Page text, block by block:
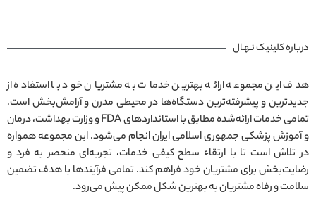
درباره کلینیک نـهـال
هدف این مجموعه ارائه بهترین خدمات به مشتریان خود با استفاده از
جدیدترین و پیشرفته‌ترین دستگاه‌ها در محیطی مدرن و آرامش‌بخش است.
تمامی خدمات ارائه‌شده مطابق با استانداردهای FDA و وزارت بهداشت، درمان
و آموزش پزشکی جمهوری اسلامی ایران انجام می‌شود. این مجموعه همواره
در تلاش است تا با ارتقاء سطح کیفی خدمات، تجربه‌ای منحصر به فرد و
رضایت‌بخش برای مشتریان خود فراهم کند. تمامی فرآیندها با هدف تضمین
سلامت و رفاه مشتریان به بهترین شکل ممکن پیش می‌رود.